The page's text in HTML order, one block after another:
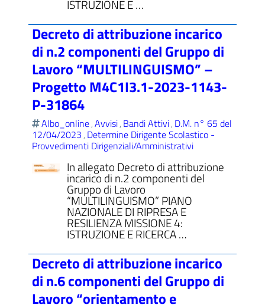
ISTRUZIONE E …
Decreto di attribuzione incarico
di n.2 componenti del Gruppo di
Lavoro “MULTILINGUISMO” –
Progetto M4C1I3.1-2023-1143-
P-31864
Albo_online,Avvisi, Bandi Attivi, D.M. n° 65 del
12/04/2023, Determine Dirigente Scolastico -
Provvedimenti Dirigenziali/Amministrativi
In allegato Decreto di attribuzione
incarico di n.2 componenti del
Gruppo di Lavoro
“MULTILINGUISMO” PIANO
NAZIONALE DI RIPRESA E
RESILIENZA MISSIONE 4:
ISTRUZIONE E RICERCA …
Decreto di attribuzione incarico
di n.6 componenti del Gruppo di
Lavoro “orientamento e